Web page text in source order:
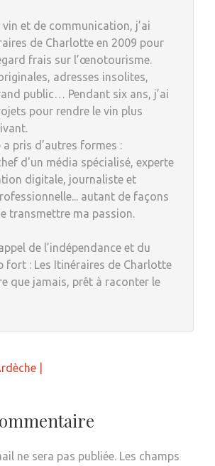
vin et de communication, j’ai
de Charlotte en 2009 pour
frais sur l’œnotourisme.
adresses insolites,
public… Pendant six ans, j’ai
pour rendre le vin plus
a pris d’autres formes :
d'un média spécialisé, experte
digitale, journaliste et
autant de façons
transmettre ma passion.
de l’indépendance et du
fort : Les Itinéraires de Charlotte
que jamais, prêt à raconter le
|
ne sera pas publiée. Les champs